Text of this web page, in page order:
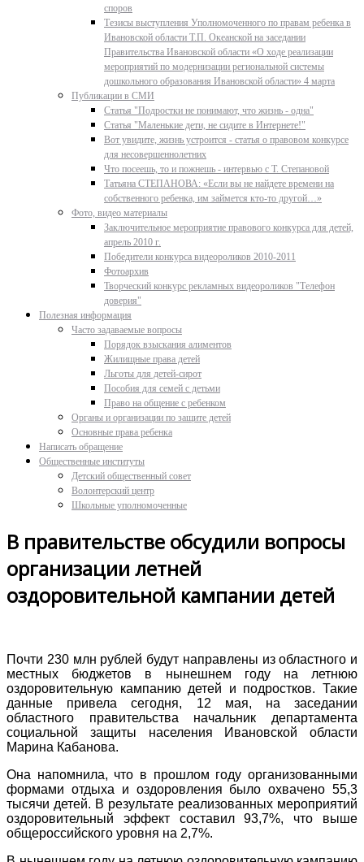
споров
Тезисы выступления Уполномоченного по правам ребенка в
Ивановской области Т.П. Океанской на заседании
Правительства Ивановской области «О ходе реализации
мероприятий по модернизации региональной системы
дошкольного образования Ивановской области» 4 марта
Публикации в СМИ
Статья "Подростки не понимают, что жизнь - одна"
Статья "Маленькие дети, не сидите в Интернете!"
Вот увидите, жизнь устроится - статья о правовом конкурсе
для несовершеннолетних
Что посеешь, то и пожнешь - интервью с Т. Степановой
Татьяна СТЕПАНОВА: «Если вы не найдете времени на
собственного ребенка, им займется кто-то другой…»
Фото, видео материалы
Заключительное мероприятие правового конкурса для детей,
апрель 2010 г.
Победители конкурса видеороликов 2010-2011
Фотоархив
Творческий конкурс рекламных видеороликов "Телефон
доверия"
Полезная информация
Часто задаваемые вопросы
Порядок взыскания алиментов
Жилищные права детей
Льготы для детей-сирот
Пособия для семей с детьми
Право на общение с ребенком
Органы и организации по защите детей
Основные права ребенка
Написать обращение
Общественные институты
Детский общественный совет
Волонтерский центр
Школьные уполномоченные
В правительстве обсудили вопросы
организации летней
оздоровительной кампании детей
Почти 230 млн рублей будут направлены из областного и
местных бюджетов в нынешнем году на летнюю
оздоровительную кампанию детей и подростков. Такие
данные привела сегодня, 12 мая, на заседании
областного правительства начальник департамента
социальной защиты населения Ивановской области
Марина Кабанова.
Она напомнила, что в прошлом году организованными
формами отдыха и оздоровления было охвачено 55,3
тысячи детей. В результате реализованных мероприятий
оздоровительный эффект составил 93,7%, что выше
общероссийского уровня на 2,7%.